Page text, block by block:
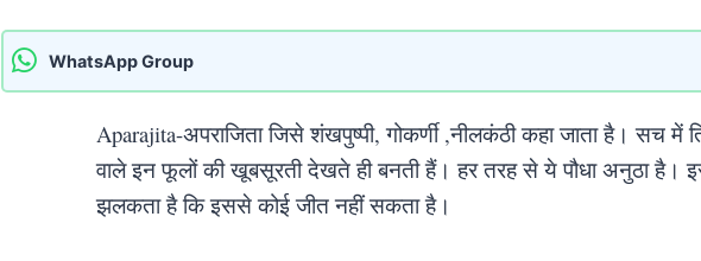
WhatsApp Group
Aparajita-अपराजिता जिसे शंखपुष्पी, गोकर्णी ,नीलकंठी कहा जाता है। सच
वाले इन फूलों की खूबसूरती देखते ही बनती हैं। हर तरह से ये पौधा अनुठा है।
झलकता है कि इससे कोई जीत नहीं सकता है।